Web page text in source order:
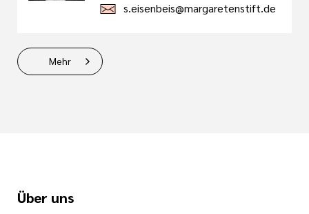
s.eisenbeis@margaretenstift.de
Mehr
Über uns